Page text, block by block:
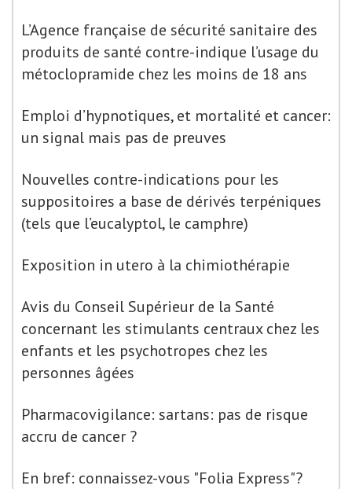
L’Agence française de sécurité sanitaire des
produits de santé contre-indique l’usage du
métoclopramide chez les moins de 18 ans
Emploi d’hypnotiques, et mortalité et cancer:
un signal mais pas de preuves
Nouvelles contre-indications pour les
suppositoires a base de dérivés terpéniques
(tels que l’eucalyptol, le camphre)
Exposition in utero à la chimiothérapie
Avis du Conseil Supérieur de la Santé
concernant les stimulants centraux chez les
enfants et les psychotropes chez les
personnes âgées
Pharmacovigilance: sartans: pas de risque
accru de cancer ?
En bref: connaissez-vous "Folia Express"?